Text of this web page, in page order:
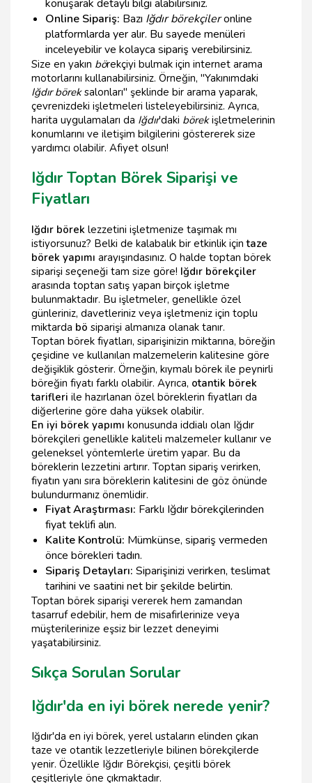
konuşarak detaylı bilgi alabilirsiniz.
Online Sipariş: Bazı Iğdır börekçileronline
platformlarda yer alır. Bu sayede menüleri
inceleyebilir ve kolayca sipariş verebilirsiniz.
Size en yakın börekçiyi bulmak için internet arama
motorlarını kullanabilirsiniz. Örneğin, "Yakınımdaki
Iğdır böreksalonları" şeklinde bir arama yaparak,
çevrenizdeki işletmeleri listeleyebilirsiniz. Ayrıca,
harita uygulamaları da Iğdır'daki börekişletmelerinin
konumlarını ve iletişim bilgilerini göstererek size
yardımcı olabilir. Afiyet olsun!
Iğdır Toptan Börek Siparişi ve
Fiyatları
Iğdır börek lezzetini işletmenize taşımak mı
istiyorsunuz? Belki de kalabalık bir etkinlik içintaze
börek yapımı arayışındasınız. O halde toptan börek
siparişi seçeneği tam size göre! Iğdır börekçiler
arasında toptan satış yapan birçok işletme
bulunmaktadır. Bu işletmeler, genellikle özel
günleriniz, davetleriniz veya işletmeniz için toplu
miktarda bö siparişi almanıza olanak tanır.
Toptan börek fiyatları, siparişinizin miktarına, böreğin
çeşidine ve kullanılan malzemelerin kalitesine göre
değişiklik gösterir. Örneğin, kıymalı börek ile peynirli
böreğin fiyatı farklı olabilir. Ayrıca, otantik börek
tarifleri ile hazırlanan özel böreklerin fiyatları da
diğerlerine göre daha yüksek olabilir.
En iyi börek yapımı konusunda iddialı olan Iğdır
börekçileri genellikle kaliteli malzemeler kullanır ve
geleneksel yöntemlerle üretim yapar. Bu da
böreklerin lezzetini artırır. Toptan sipariş verirken,
fiyatın yanı sıra böreklerin kalitesini de göz önünde
bulundurmanız önemlidir.
Fiyat Araştırması: Farklı Iğdır börekçilerinden
fiyat teklifi alın.
Kalite Kontrolü: Mümkünse, sipariş vermeden
önce börekleri tadın.
Sipariş Detayları: Siparişinizi verirken, teslimat
tarihini ve saatini net bir şekilde belirtin.
Toptan börek siparişi vererek hem zamandan
tasarruf edebilir, hem de misafirlerinize veya
müşterilerinize eşsiz bir lezzet deneyimi
yaşatabilirsiniz.
Sıkça Sorulan Sorular
Iğdır'da en iyi börek nerede yenir?
Iğdır'da en iyi börek, yerel ustaların elinden çıkan
taze ve otantik lezzetleriyle bilinen börekçilerde
yenir. Özellikle Iğdır Börekçisi, çeşitli börek
çeşitleriyle öne çıkmaktadır.